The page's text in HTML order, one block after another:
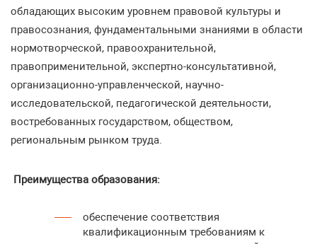
обладающих высоким уровнем правовой культуры и
правосознания, фундаментальными знаниями в области
нормотворческой, правоохранительной,
правоприменительной, экспертно-консультативной,
организационно-управленческой, научно-
исследовательской, педагогической деятельности,
востребованных государством, обществом,
региональным рынком труда.
Преимущества образования:
обеспечение соответствия
квалификационным требованиям к